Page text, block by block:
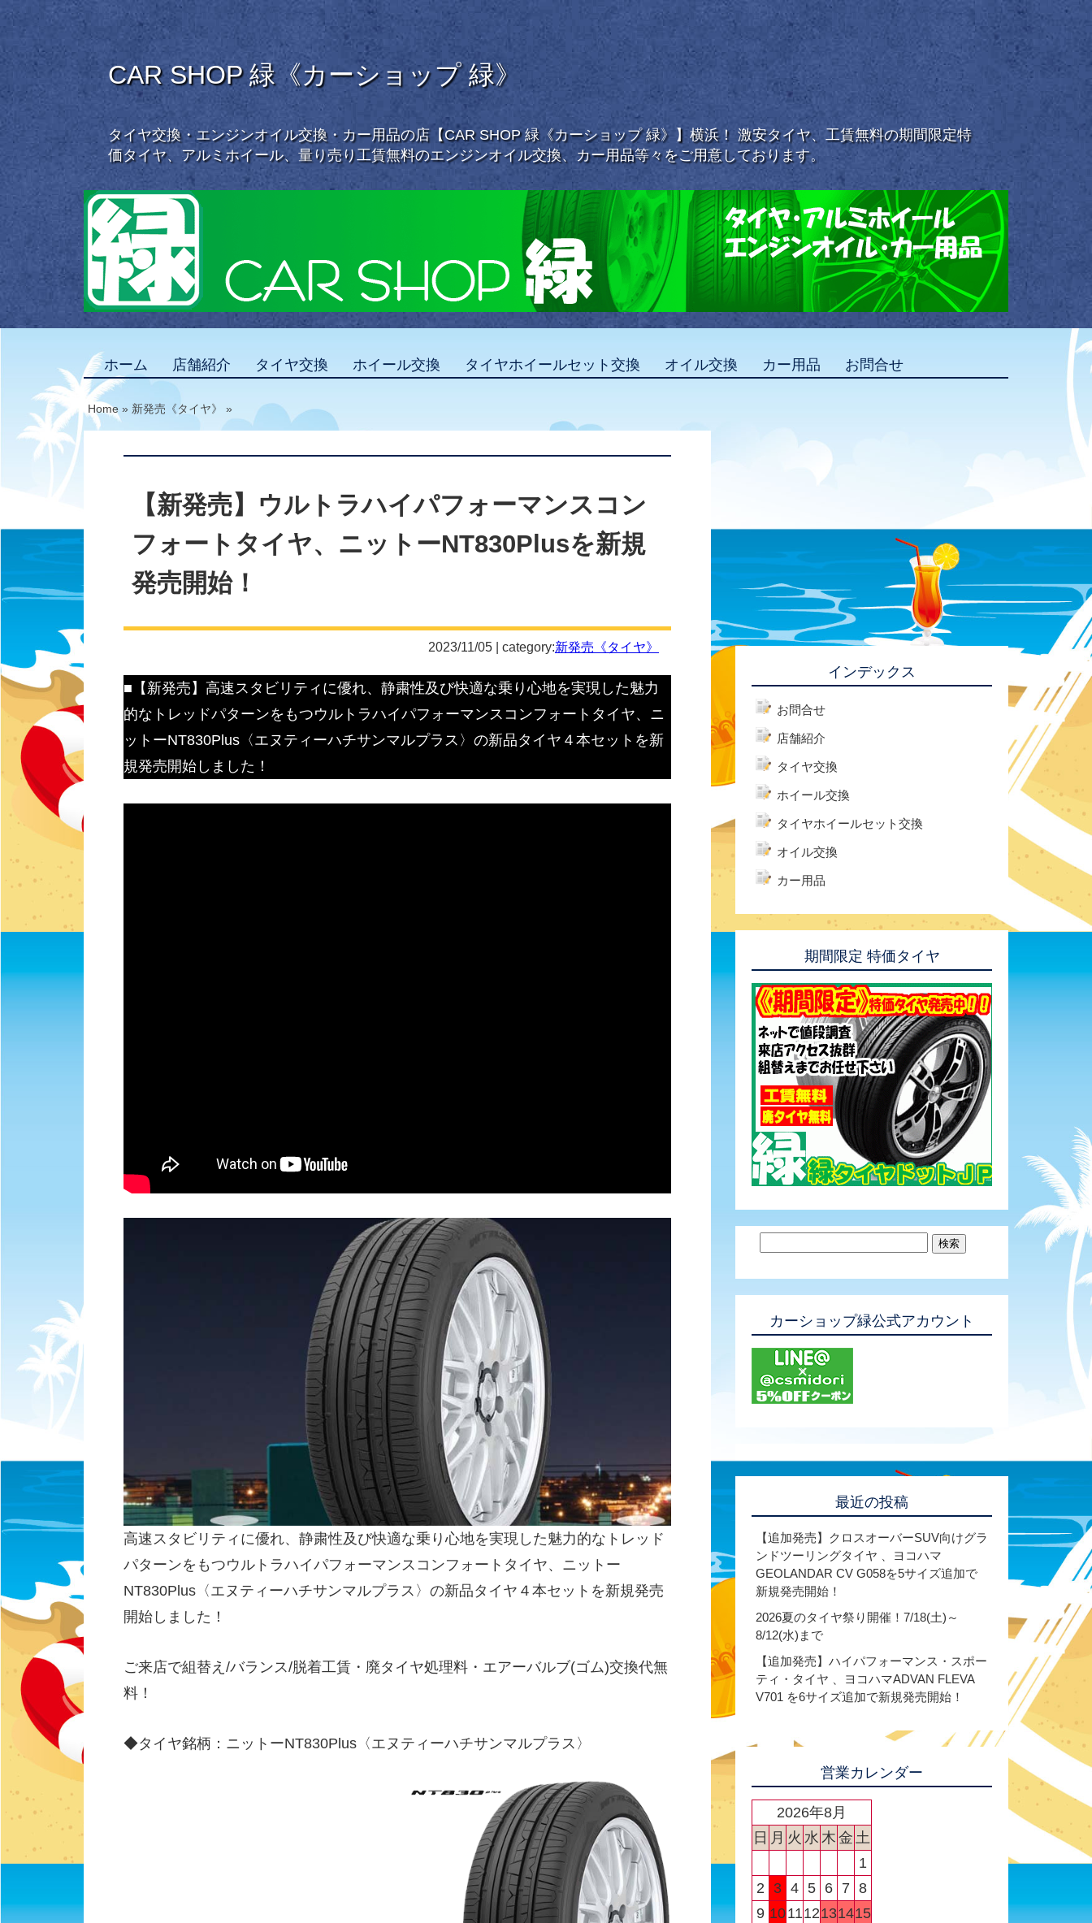
CAR SHOP 緑《カーショップ 緑》
タイヤ交換・エンジンオイル交換・カー用品の店【CAR SHOP 緑《カーショップ 緑》】横浜！ 激安タイヤ、工賃無料の期間限定特
価タイヤ、アルミホイール、量り売り工賃無料のエンジンオイル交換、カー用品等々をご用意しております。
ホーム 店舗紹介 タイヤ交換 ホイール交換 タイヤホイールセット交換 オイル交換 カー用品 お問合せ
Home » 新発売《タイヤ》 »
【新発売】ウルトラハイパフォーマンスコン
フォートタイヤ、ニットーNT830Plusを新規
発売開始！
2023/11/05 | category:新発売《タイヤ》
■【新発売】高速スタビリティに優れ、静粛性及び快適な乗り心地を実現した魅力
的なトレッドパターンをもつウルトラハイパフォーマンスコンフォートタイヤ、ニ
ットーNT830Plus〈エヌティーハチサンマルプラス〉の新品タイヤ４本セットを新
規発売開始しました！
高速スタビリティに優れ、静粛性及び快適な乗り心地を実現した魅力的なトレッド
パターンをもつウルトラハイパフォーマンスコンフォートタイヤ、ニットー
NT830Plus〈エヌティーハチサンマルプラス〉の新品タイヤ４本セットを新規発売
開始しました！
ご来店で組替え/バランス/脱着工賃・廃タイヤ処理料・エアーバルブ(ゴム)交換代無
料！
◆タイヤ銘柄：ニットーNT830Plus〈エヌティーハチサンマルプラス〉
インデックス
お問合せ
店舗紹介
タイヤ交換
ホイール交換
タイヤホイールセット交換
オイル交換
カー用品
期間限定 特価タイヤ
カーショップ緑公式アカウント
最近の投稿
【追加発売】クロスオーバーSUV向けグラ
ンドツーリングタイヤ 、ヨコハマ
GEOLANDAR CV G058を5サイズ追加で
新規発売開始！
2026夏のタイヤ祭り開催！7/18(土)～
8/12(水)まで
【追加発売】ハイパフォーマンス・スポー
ティ・タイヤ 、ヨコハマADVAN FLEVA
V701 を6サイズ追加で新規発売開始！
営業カレンダー
2026年8月
日 月 火 水 木 金 土
1
2
3 4 5 6 7 8
9 101112131415